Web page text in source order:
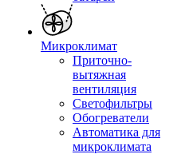
Микроклимат
Приточно-
вытяжная
вентиляция
Светофильтры
Обогреватели
Автоматика для
микроклимата